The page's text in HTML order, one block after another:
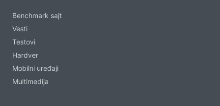
Benchmark sajt
Vesti
Testovi
Hardver
Mobilni uređaji
Multimedija